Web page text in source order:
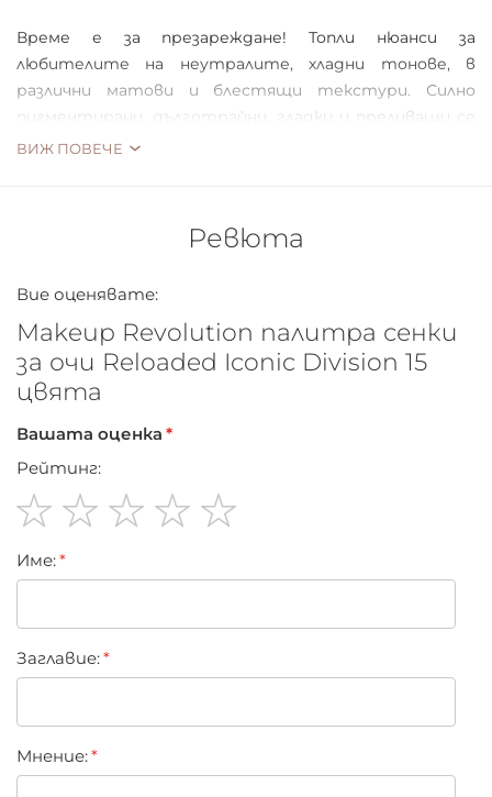
Време е за презареждане! Топли нюанси за
любителите на неутралите, хладни тонове, в
различни матови и блестящи текстури. Силно
пигментирани, дълготрайни, гладки и преливащи се
сенки за очи, които ще ви държат в крак с
Лесно допълване на нюанса
За дневен и вечерен грим
Бляскав и матов ефект
ВИЖ ПОВЕЧЕ
Ревюта
Вие оценявате:
Makeup Revolution палитра сенки
за очи Reloaded Iconic Division 15
цвята
Вашата оценка
Рейтинг:
star
stars
stars
stars
stars
Име:
Заглавиe:
Мнение: